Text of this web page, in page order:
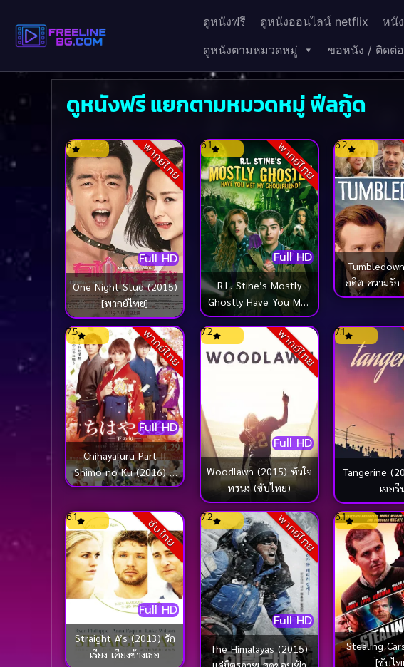
ดูหนังฟรี ดูหนังออนไลน์ netflix หนั
ดูหนังตามหมวดหมู่
ขอหนัง / ติดต่อ
ดูหนังฟรี แยกตามหมวดหมู่ ฟีลกู้ด
พากย์ไทย
Full HD
6
One Night Stud (2015)
[พากย์ไทย]
พากย์ไทย
Full HD
6.1
R.L. Stine’s Mostly
Ghostly Have You Met
My Ghoulfriend?
(2014) ขบวนการกุ๊กกุ๊กกู๋
ตอนเพื่อนซี้ผีจอมป่วน 2
6.2
อดีต ความรัก
พากย์ไทย
Full HD
7.5
Chihayafuru Part II
Shimo no Ku (2016) จิ
ฮายะ กลอนรักพิชิตใจเธอ
พากย์ไทย
Full HD
7.2
Woodlawn (2015) หัวใจ
ทรนง (ซับไทย)
7.1
Tangerine
เจอรี
ซับไทย
Full HD
6.1
Straight A’s (2013) รัก
เรียง เคียงข้างเธอ
พากย์ไทย
Full HD
7.2
The Himalayas (2015)
6.1
Stealing
[ซับไ